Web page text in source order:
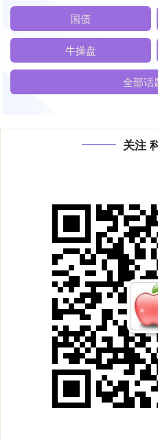
国债
牛操盘
全部话
关注